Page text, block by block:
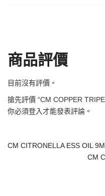
商品評價
目前沒有評價。
搶先評價 “CM COPPER
你必須登入才能發表評論。
CM CITRONELLA ESS OIL
CM